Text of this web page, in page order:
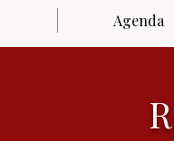
Agenda